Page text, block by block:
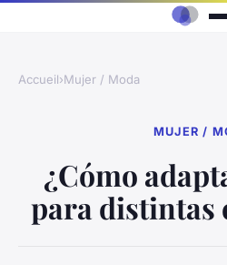
Accueil›Mujer / Moda
MUJER /
¿Cómo
para distintas